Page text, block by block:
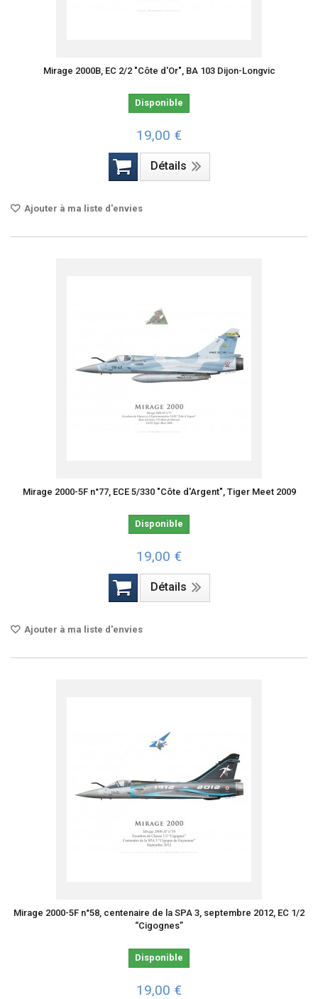
Mirage 2000B, EC 2/2 "Côte d'Or", BA 103 Dijon-Longvic
Disponible
19,00 €
Détails
Ajouter à ma liste d'envies
Mirage 2000-5F n°77, ECE 5/330 "Côte d'Argent", Tiger Meet 2009
Disponible
19,00 €
Détails
Ajouter à ma liste d'envies
Mirage 2000-5F n°58, centenaire de la SPA 3, septembre 2012, EC 1/2
“Cigognes”
Disponible
19,00 €